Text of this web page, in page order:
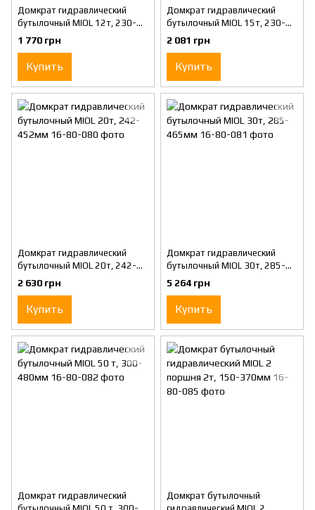
Домкрат гидравлический
бутылочный MIOL 12т, 230-
465мм
1 770 грн
Купить
Домкрат гидравлический
бутылочный MIOL 15т, 230-
460мм
2 081 грн
Купить
Домкрат гидравлический
бутылочный MIOL 20т, 242-
452мм
2 630 грн
Купить
Домкрат гидравлический
бутылочный MIOL 30т, 285-
465мм
5 264 грн
Купить
Домкрат гидравлический
Домкрат бутылочный